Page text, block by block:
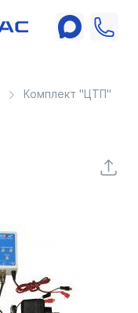
Комплект "ЦТП"